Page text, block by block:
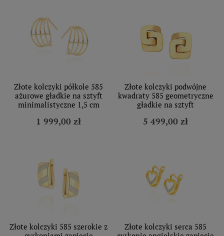
Złote kolczyki półkole 585
ażurowe gładkie na sztyft
minimalistyczne 1,5 cm
1 999,00 zł
Złote kolczyki podwójne
kwadraty 585 geometryczne
gładkie na sztyft
5 499,00 zł
Złote kolczyki 585 szerokie z
Złote kolczyki serca 585